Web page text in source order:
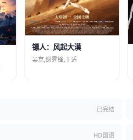
镖人：风起大漠
吴京,谢霆锋,于适
已完结
HD国语